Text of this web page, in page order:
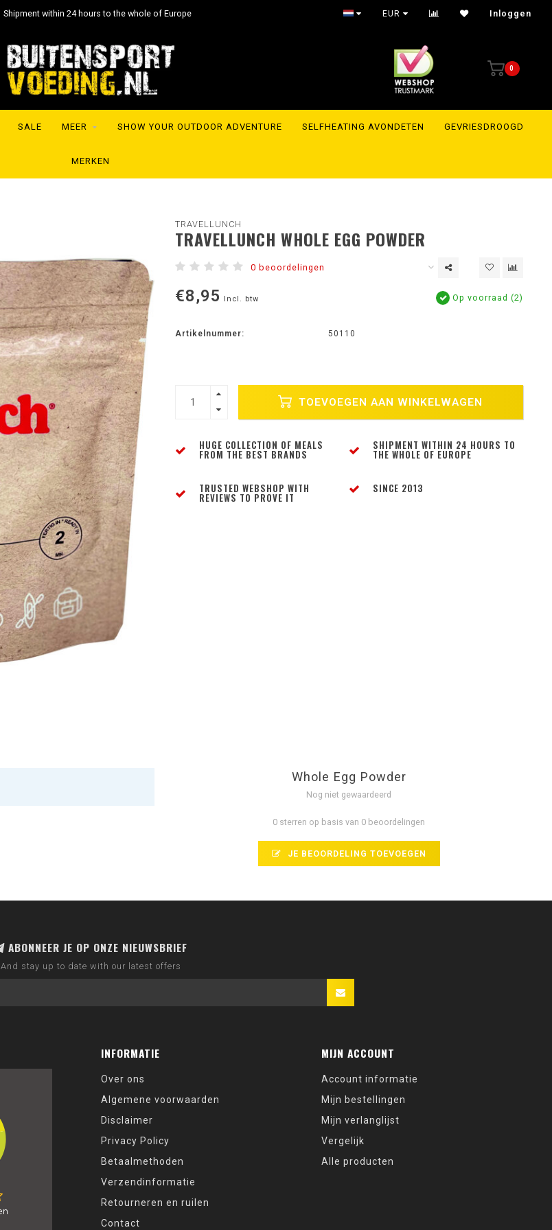
Shipment within 24 hours to the whole of Europe EUR Inloggen
0
SALE MEER SHOW YOUR OUTDOOR ADVENTURE SELFHEATING AVONDETEN GEVRIESDROOGD
MERKEN
TRAVELLUNCH
TRAVELLUNCH WHOLE EGG POWDER
0 beoordelingen
€8,95 Incl. btw Op voorraad (2)
Artikelnummer: 50110
TOEVOEGEN AAN WINKELWAGEN
HUGE COLLECTION OF MEALS
FROM THE BEST BRANDS
SHIPMENT WITHIN 24 HOURS TO
THE WHOLE OF EUROPE
TRUSTED WEBSHOP WITH
REVIEWS TO PROVE IT
SINCE 2013
Whole Egg Powder
Nog niet gewaardeerd
0 sterren op basis van 0 beoordelingen
JE BEOORDELING TOEVOEGEN
ABONNEER JE OP ONZE NIEUWSBRIEF
And stay up to date with our latest offers
INFORMATIE
Over ons
Algemene voorwaarden
Disclaimer
Privacy Policy
Betaalmethoden
Verzendinformatie
Retourneren en ruilen
Contact
MIJN ACCOUNT
Account informatie
Mijn bestellingen
Mijn verlanglijst
Vergelijk
Alle producten